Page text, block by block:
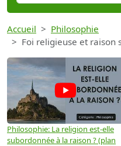
Accueil
Philosophie
Foi religieuse et raison
Philosophie: La religion est-elle
subordonnée à la raison ? (plan